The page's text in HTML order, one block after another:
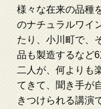
様々な在来の品種
のナチュラルワイ
たり、小川町で、
品も製造するなど
二人が、何よりも
てきて、聞き手が
きつけられる講演